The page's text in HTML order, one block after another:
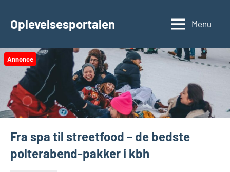
Oplevelsesportalen Menu
Annonce
Fra spa til streetfood – de bedste
polterabend-pakker i kbh